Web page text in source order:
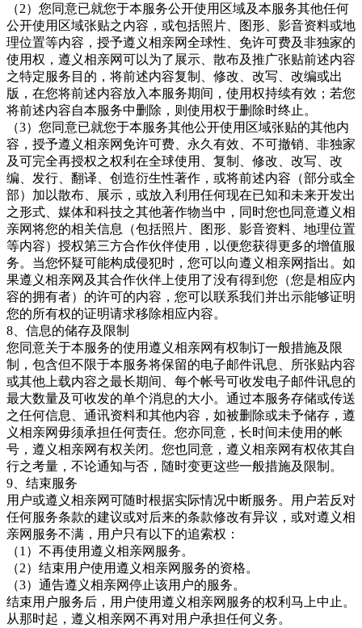
（2）您同意已就您于本服务公开使用区域及本服务其他任何
公开使用区域张贴之内容，或包括照片、图形、影音资料或地
理位置等内容，授予遵义相亲网全球性、免许可费及非独家的
使用权，遵义相亲网可以为了展示、散布及推广张贴前述内容
之特定服务目的，将前述内容复制、修改、改写、改编或出
版，在您将前述内容放入本服务期间，使用权持续有效；若您
将前述内容自本服务中删除，则使用权于删除时终止。
（3）您同意已就您于本服务其他公开使用区域张贴的其他内
容，授予遵义相亲网免许可费、永久有效、不可撤销、非独家
及可完全再授权之权利在全球使用、复制、修改、改写、改
编、发行、翻译、创造衍生性著作，或将前述内容（部分或全
部）加以散布、展示，或放入利用任何现在已知和未来开发出
之形式、媒体和科技之其他著作物当中，同时您也同意遵义相
亲网将您的相关信息（包括照片、图形、影音资料、地理位置
等内容）授权第三方合作伙伴使用，以便您获得更多的增值服
务。当您怀疑可能构成侵犯时，您可以向遵义相亲网指出。如
果遵义相亲网及其合作伙伴上使用了没有得到您（您是相应内
容的拥有者）的许可的内容，您可以联系我们并出示能够证明
您的所有权的证明请求移除相应内容。
8、信息的储存及限制
您同意关于本服务的使用遵义相亲网有权制订一般措施及限
制，包含但不限于本服务将保留的电子邮件讯息、所张贴内容
或其他上载内容之最长期间、每个帐号可收发电子邮件讯息的
最大数量及可收发的单个消息的大小。通过本服务存储或传送
之任何信息、通讯资料和其他内容，如被删除或未予储存，遵
义相亲网毋须承担任何责任。您亦同意，长时间未使用的帐
号，遵义相亲网有权关闭。您也同意，遵义相亲网有权依其自
行之考量，不论通知与否，随时变更这些一般措施及限制。
9、结束服务
用户或遵义相亲网可随时根据实际情况中断服务。用户若反对
任何服务条款的建议或对后来的条款修改有异议，或对遵义相
亲网服务不满，用户只有以下的追索权：
（1）不再使用遵义相亲网服务。
（2）结束用户使用遵义相亲网服务的资格。
（3）通告遵义相亲网停止该用户的服务。
结束用户服务后，用户使用遵义相亲网服务的权利马上中止。
从那时起，遵义相亲网不再对用户承担任何义务。